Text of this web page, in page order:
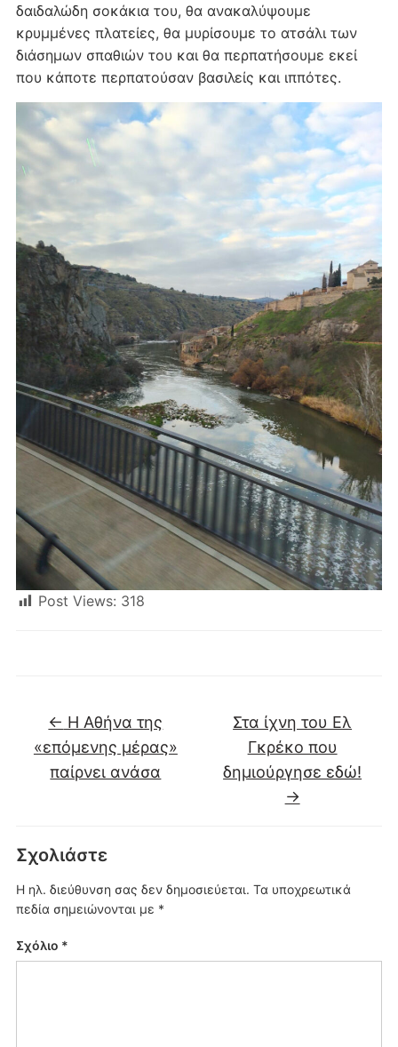
δαιδαλώδη σοκάκια του, θα ανακαλύψουμε
κρυμμένες πλατείες, θα μυρίσουμε το ατσάλι των
διάσημων σπαθιών του και θα περπατήσουμε εκεί
που κάποτε περπατούσαν βασιλείς και ιππότες.
Post Views: 318
← Η Αθήνα της
«επόμενης μέρας»
παίρνει ανάσα
Στα ίχνη του Ελ
Γκρέκο που
δημιούργησε εδώ!
→
Σχολιάστε
Η ηλ. διεύθυνση σας δεν δημοσιεύεται. Τα υποχρεωτικά
πεδία σημειώνονται με *
Σχόλιο *